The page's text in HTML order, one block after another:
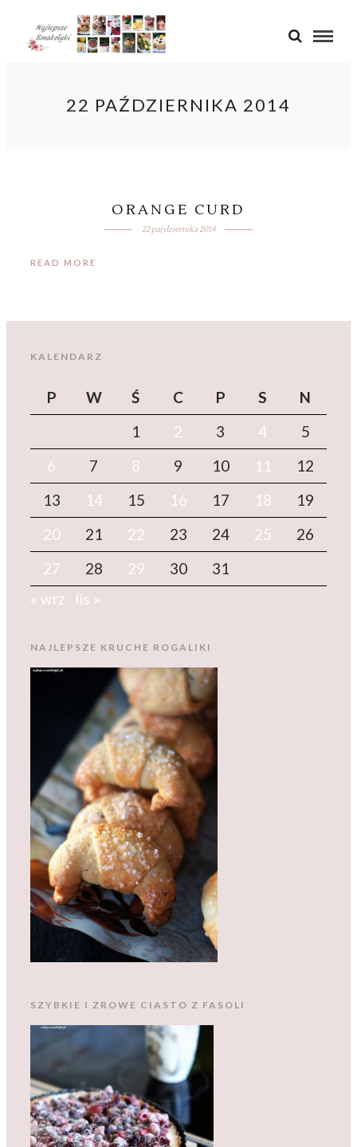
22 PAŹDZIERNIKA 2014
ORANGE CURD
22 października 2014
READ MORE
KALENDARZ
P W Ś C P S
N
1
2 3 4
5
6
7 8 9 10 11
12
13
14 15 16 17 18
19
20
21 22 23 24 25
26
27
28 29 30
31
« wrz
lis »
NAJLEPSZE KRUCHE ROGALIKI
SZYBKIE I ZROWE CIASTO Z FASOLI